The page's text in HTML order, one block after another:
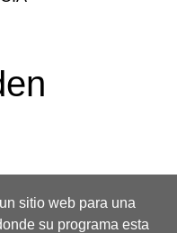
sitio web para una
su programa esta